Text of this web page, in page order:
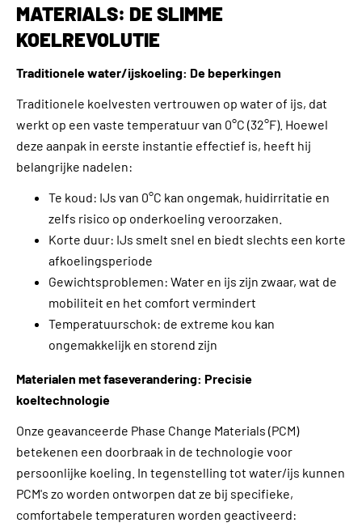
MATERIALS: DE SLIMME
KOELREVOLUTIE
Traditionele water/ijskoeling: De beperkingen
Traditionele koelvesten vertrouwen op water of ijs, dat
werkt op een vaste temperatuur van 0°C (32°F). Hoewel
deze aanpak in eerste instantie effectief is, heeft hij
belangrijke nadelen:
Te koud: IJs van 0°C kan ongemak, huidirritatie en
zelfs risico op onderkoeling veroorzaken.
Korte duur: IJs smelt snel en biedt slechts een korte
afkoelingsperiode
Gewichtsproblemen: Water en ijs zijn zwaar, wat de
mobiliteit en het comfort vermindert
Temperatuurschok: de extreme kou kan
ongemakkelijk en storend zijn
Materialen met faseverandering: Precisie
koeltechnologie
Onze geavanceerde Phase Change Materials (PCM)
betekenen een doorbraak in de technologie voor
persoonlijke koeling. In tegenstelling tot water/ijs kunnen
PCM's zo worden ontworpen dat ze bij specifieke,
comfortabele temperaturen worden geactiveerd: